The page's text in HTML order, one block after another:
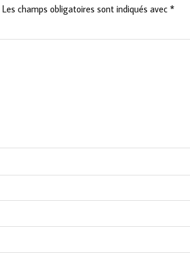
Les champs obligatoires sont indiqués avec *